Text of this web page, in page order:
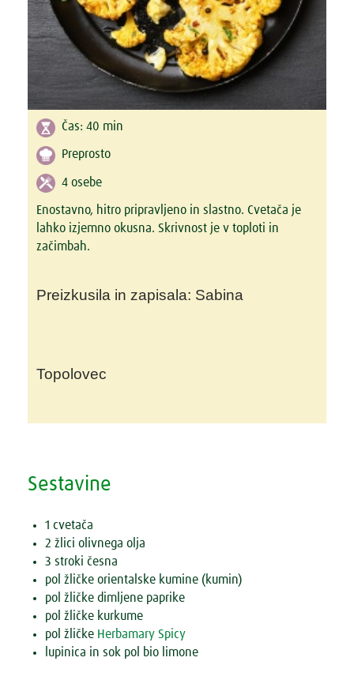
Čas: 40 min
Preprosto
4 osebe
Enostavno, hitro pripravljeno in slastno. Cvetača je
lahko izjemno okusna. Skrivnost je v toploti in
začimbah.
Preizkusila in zapisala: Sabina
Topolovec
Sestavine
1 cvetača
2 žlici olivnega olja
3 stroki česna
pol žličke orientalske kumine (kumin)
pol žličke dimljene paprike
pol žličke kurkume
pol žličke Herbamary Spicy
lupinica in sok pol bio limone